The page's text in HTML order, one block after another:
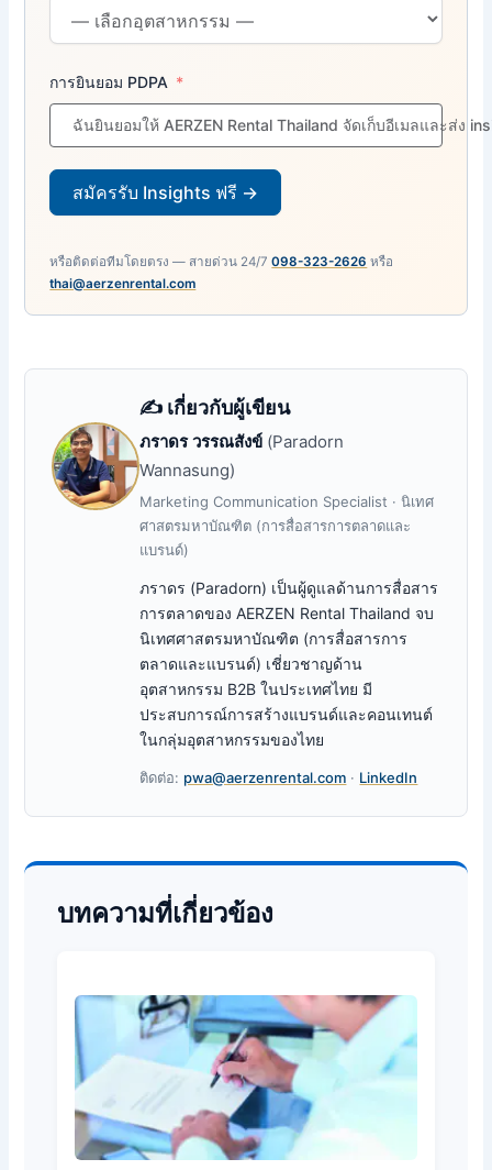
การยินยอม PDPA
ฉันยินยอมให้ AERZEN Rental Thailand จัดเก็บอีเมลและส่ง
สมัครรับ Insights ฟรี →
หรือติดต่อทีมโดยตรง — สายด่วน 24/7098-323-2626 หรือ
thai@aerzenrental.com
✍️ เกี่ยวกับผู้เขียน
ภราดร วรรณสังข์ (Paradorn
Wannasung)
Marketing Communication Specialist · นิเทศ
ศาสตรมหาบัณฑิต (การสื่อสารการตลาดและ
แบรนด์)
ภราดร (Paradorn) เป็นผู้ดูแลด้านการสื่อสาร
การตลาดของ AERZEN Rental Thailand จบ
นิเทศศาสตรมหาบัณฑิต (การสื่อสารการ
ตลาดและแบรนด์) เชี่ยวชาญด้าน
อุตสาหกรรม B2B ในประเทศไทย มี
ประสบการณ์การสร้างแบรนด์และคอนเทนต์
ในกลุ่มอุตสาหกรรมของไทย
ติดต่อ: pwa@aerzenrental.com · LinkedIn
บทความที่เกี่ยวข้อง